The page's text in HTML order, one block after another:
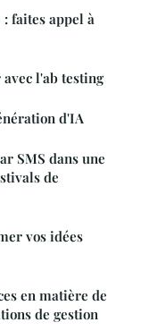
faites appel à
l'ab testing
d'IA
SMS dans une
de
vos idées
en matière de
de gestion